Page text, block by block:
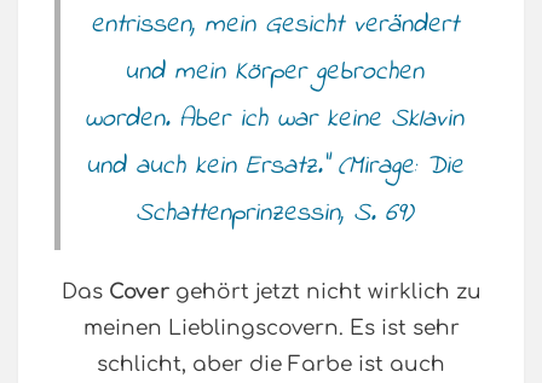
entrissen, mein Gesicht verändert
und mein Körper gebrochen
worden. Aber ich war keine Sklavin
und auch kein Ersatz.” (Mirage: Die
Schattenprinzessin, S. 69)
Das Covergehört jetzt nicht wirklich zu
meinen Lieblingscovern. Es ist sehr
schlicht, aber die Farbe ist auch